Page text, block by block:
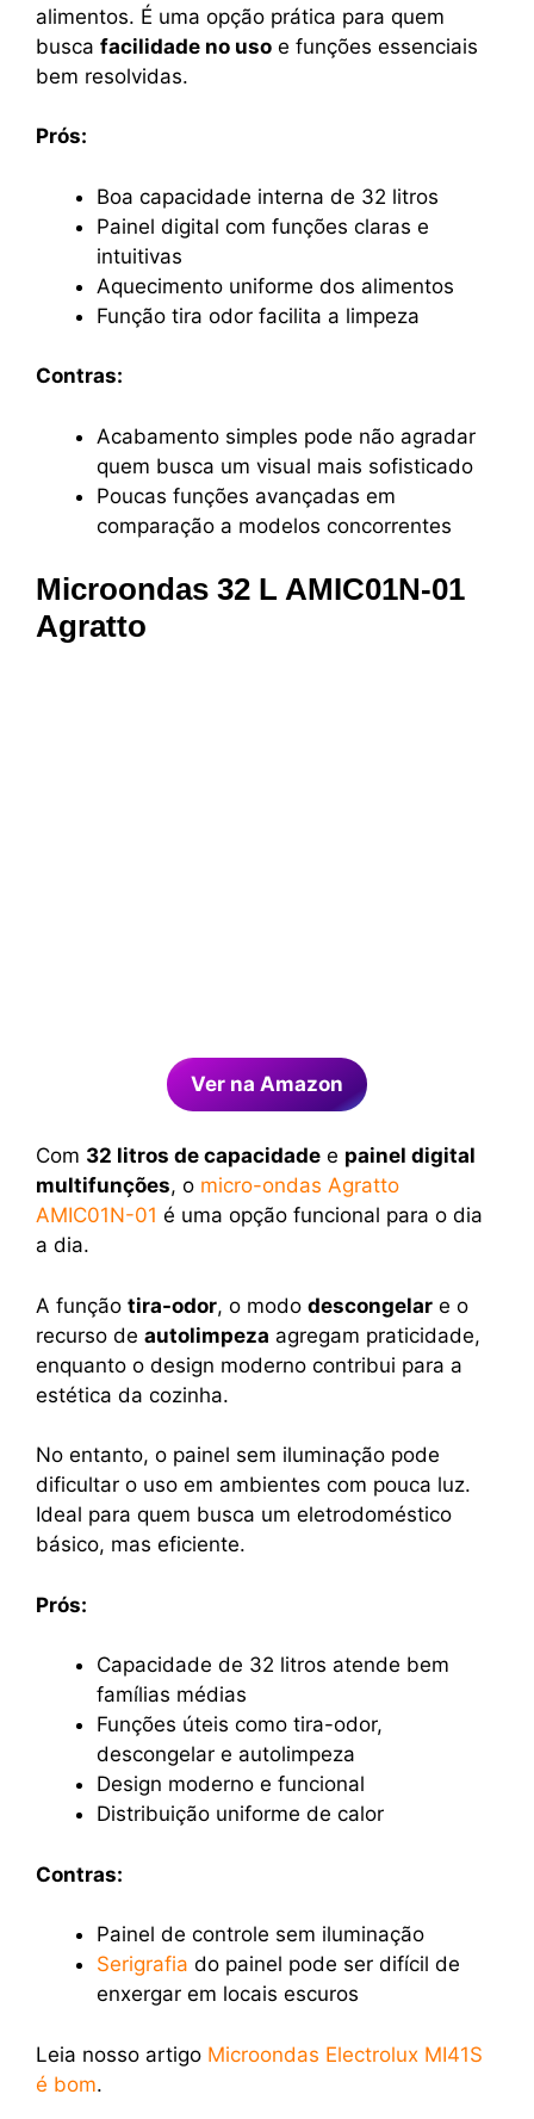
alimentos. É uma opção prática para quem
busca facilidade no uso e funções essenciais
bem resolvidas.
Prós:
Boa capacidade interna de 32 litros
Painel digital com funções claras e
intuitivas
Aquecimento uniforme dos alimentos
Função tira odor facilita a limpeza
Contras:
Acabamento simples pode não agradar
quem busca um visual mais sofisticado
Poucas funções avançadas em
comparação a modelos concorrentes
Microondas 32 L AMIC01N-01
Agratto
Ver na Amazon
Com 32 litros de capacidade e painel digital
multifunções, o micro-ondas Agratto
AMIC01N-01 é uma opção funcional para o dia
a dia.
A função tira-odor, o modo descongelar e o
recurso de autolimpeza agregam praticidade,
enquanto o design moderno contribui para a
estética da cozinha.
No entanto, o painel sem iluminação pode
dificultar o uso em ambientes com pouca luz.
Ideal para quem busca um eletrodoméstico
básico, mas eficiente.
Prós:
Capacidade de 32 litros atende bem
famílias médias
Funções úteis como tira-odor,
descongelar e autolimpeza
Design moderno e funcional
Distribuição uniforme de calor
Contras:
Painel de controle sem iluminação
Serigrafia do painel pode ser difícil de
enxergar em locais escuros
Leia nosso artigo Microondas Electrolux MI41S
é bom.